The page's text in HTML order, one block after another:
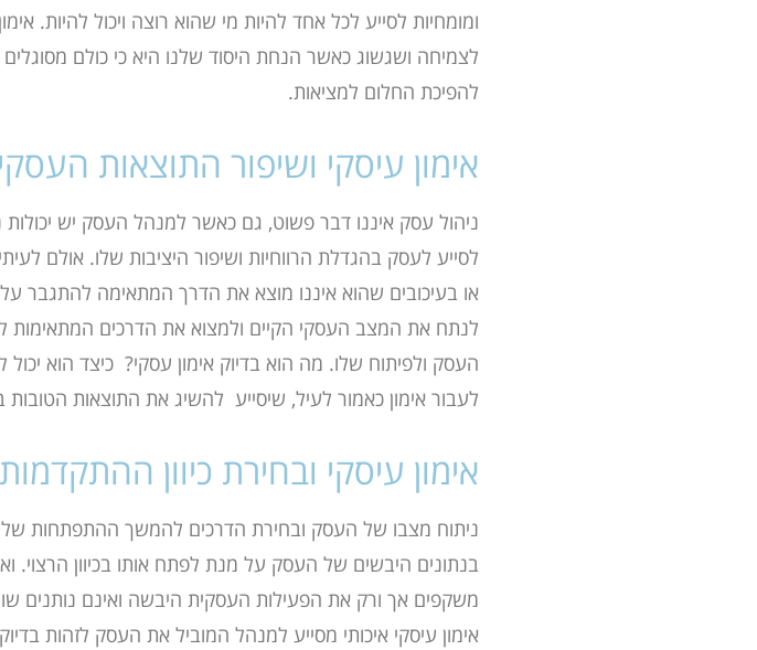
ומומחיות לסייע לכל אחד להיות מי שהוא רוצה ויכול להיות.
לצמיחה ושגשוג כאשר הנחת היסוד שלנו היא כי כולם מסוגלים
להפיכת החלום למציאות.
אימון עיסקי ושיפור התוצאות
ניהול עסק איננו דבר פשוט, גם כאשר למנהל העסק יש יכולות
לסייע לעסק בהגדלת הרווחיות ושיפור היציבות שלו. אולם
או בעיכובים שהוא איננו מוצא את הדרך המתאימה להתגבר
לנתח את המצב העסקי הקיים ולמצוא את הדרכים
העסק ולפיתוח שלו. מה הוא בדיוק אימון עסקי? כיצד הוא
לעבור אימון כאמור לעיל, שיסייע להשיג את התוצאות הטובות
אימון עיסקי ובחירת כיוון
ניתוח מצבו של העסק ובחירת הדרכים להמשך ההתפתחות
בנתונים היבשים של העסק על מנת לפתח אותו בכיוון הרצוי.
משקפים אך ורק את הפעילות העסקית היבשה ואינם נותנים
אימון עיסקי איכותי מסייע למנהל המוביל את העסק לזהות